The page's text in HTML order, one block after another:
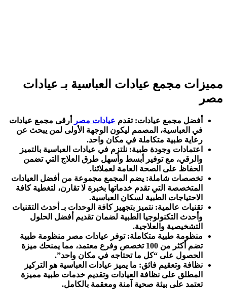
مميزات مجمع عيادات العباسية بـ عيادات
مصر
أفضل مجمع عيادات: تقدم عيادات مصر
أرقى مجمع عيادات
في العباسية، المصمم ليكون الوجهة الأولى لمن يبحث عن
رعاية طبية متكاملة في مكان واحد.
اعتمادات وجودة طبية: نلتزم في عيادات العباسية بالتميز
والرقي، مع توفير أبسط وأسهل طرق العلاج التي تضمن
الحفاظ على الصحة العامة لعملائنا.
تخصصات شاملة: يضم المجمع مجموعة من أفضل العيادات
المتخصصة التي تقدم خدماتها بخبرة لا تقارن، لتغطية كافة
الاحتياجات الطبية لسكان العباسية.
تقنيات عالمية: نتميز بتجهيز كافة الوحدات بـ أحدث التقنيات
وأحدث التكنولوجيا الطبية لضمان تقديم أفضل الحلول
التشخيصية والعلاجية.
منظومة طبية متكاملة: توفر عيادات مصر منظومة طبية
تضم أكثر من 100 تخصص وفرع معتمد، مما يمنحك ميزة
الحصول على “كل ما تحتاجه في مكان واحد”.
نظافة وتعقيم فائق: ما يميز عيادات العباسية هو التركيز
المطلق على نظافة العيادات وتقديم خدمات طبية مميزة
تعتمد على بيئة صحية آمنة ومعقمة بالكامل.